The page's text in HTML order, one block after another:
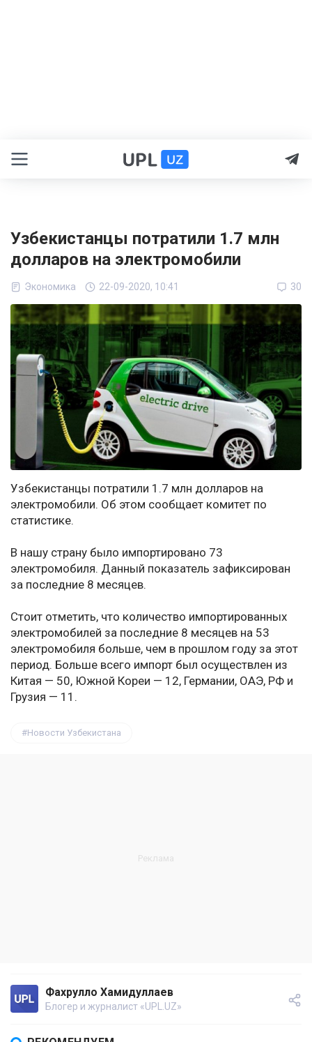
Узбекистанцы потратили 1.7 млн
долларов на электромобили
Экономика 22-09-2020, 10:41 30
Узбекистанцы потратили 1.7 млн долларов на
электромобили. Об этом сообщает комитет по
статистике.
В нашу страну было импортировано 73
электромобиля. Данный показатель зафиксирован
за последние 8 месяцев.
Стоит отметить, что количество импортированных
электромобилей за последние 8 месяцев на 53
электромобиля больше, чем в прошлом году за этот
период. Больше всего импорт был осуществлен из
Китая — 50, Южной Кореи — 12, Германии, ОАЭ, РФ и
Грузия — 11.
Новости Узбекистана
Фахрулло Хамидуллаев
Блогер и журналист «UPL.UZ»